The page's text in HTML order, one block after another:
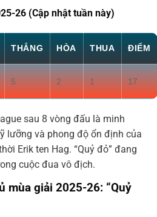
26 (Cập nhật tuần này)
THẮNG HÒA THUA ĐIỂM
5 2 1 17
sau 8 vòng đấu là minh
lưỡng và phong độ ổn định của
Erik ten Hag. “Quỷ đỏ” đang
cuộc đua vô địch.
mùa giải 2025-26: “Quỷ